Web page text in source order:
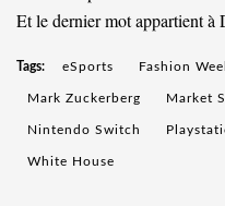
Et le dernier mot appartient à
Tags: eSports Fashion
Mark Zuckerberg Market
Nintendo Switch
White House